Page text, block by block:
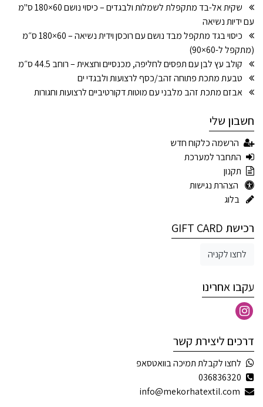
שקית אל-בד מתקפלת לשמלות ולבגדים – כיסוי נושם 60×180 ס"מ
עם ידיות נשיאה
כיסוי בגד מתקפל מבד נושם עם רוכסן וידית נשיאה – 60×180 ס״מ
(מתקפל ל-60×90)
קולב עץ לבן עם תפסים לחליפה, מכנסיים וחצאית – רוחב 44.5 ס״מ
טבעת מתכת פתוחה זהב/כסף לרצועות ולבגדי ים
אבזם מתכת זהב מלבני עם מוטות דקורטיביים לרצועות וחגורות
חשבון שלי
הרשמה כלקוח חדש
התחבר למערכת
תקנון
הצהרת נגישות
בלוג
רכישת GIFT CARD
לחצו לקניה
עקבו אחרינו
דרכים ליצירת קשר
לחצו לקבלת תמיכה בוואטסאפ
036836320
info@mekorhatextil.com